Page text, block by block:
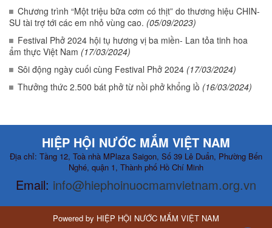
Chương trình “Một triệu bữa cơm có thịt” do thương hiệu CHIN-
SU tài trợ tới các em nhỏ vùng cao. (05/09/2023)
Festival Phở 2024 hội tụ hương vị ba miền- Lan tỏa tinh hoa
ẩm thực Việt Nam (17/03/2024)
Sôi động ngày cuối cùng Festival Phở 2024 (17/03/2024)
Thưởng thức 2.500 bát phở từ nồi phở khổng lồ (16/03/2024)
HIỆP HỘI NƯỚC MẮM VIỆT NAM
Địa chỉ: Tầng 12, Toà nhà MPlaza Saigon, Số 39 Lê Duẩn, Phường Bến
Nghé, quận 1, Thành phố Hồ Chí Minh
Email: info@hiephoinuocmamvietnam.org.vn
Powered by HIỆP HỘI NƯỚC MẮM VIỆT NAM